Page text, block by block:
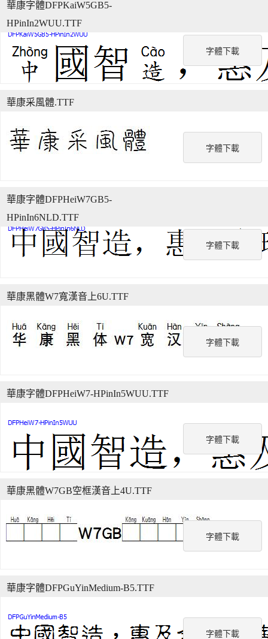
字體下載
華康字體DFPKaiW5GB5-
HPinIn2WUU.TTF
字體下載
華康采風體.TTF
字體下載
華康字體DFPHeiW7GB5-
HPinIn6NLD.TTF
字體下載
華康黑體W7寬漢音上6U.TTF
字體下載
華康字體DFPHeiW7-HPinIn5WUU.TTF
字體下載
華康黑體W7GB空框漢音上4U.TTF
字體下載
華康字體DFPGuYinMedium-B5.TTF